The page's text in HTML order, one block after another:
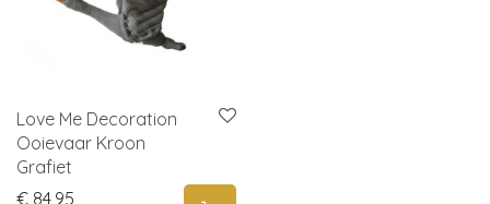
Love Me Decoration
Ooievaar Kroon
Grafiet
€ 84,95